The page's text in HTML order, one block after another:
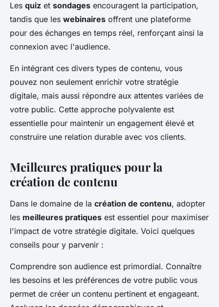
Les quiz et sondages encouragent la participation,
tandis que les webinaires offrent une plateforme
pour des échanges en temps réel, renforçant ainsi la
connexion avec l'audience.
En intégrant ces divers types de contenu, vous
pouvez non seulement enrichir votre stratégie
digitale, mais aussi répondre aux attentes variées de
votre public. Cette approche polyvalente est
essentielle pour maintenir un engagement élevé et
construire une relation durable avec vos clients.
Meilleures pratiques pour la
création de contenu
Dans le domaine de la création de contenu, adopter
les meilleures pratiques est essentiel pour maximiser
l'impact de votre stratégie digitale. Voici quelques
conseils pour y parvenir :
Comprendre son audience est primordial. Connaître
les besoins et les préférences de votre public vous
permet de créer un contenu pertinent et engageant.